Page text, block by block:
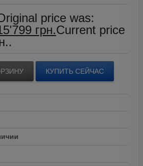
price was:
грн.Current price
КУПИТЬ СЕЙЧАС